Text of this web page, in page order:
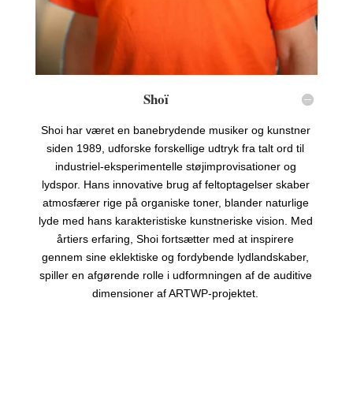
Shoï
Shoi har været en banebrydende musiker og kunstner
siden 1989, udforske forskellige udtryk fra talt ord til
industriel-eksperimentelle støjimprovisationer og
lydspor. Hans innovative brug af feltoptagelser skaber
atmosfærer rige på organiske toner, blander naturlige
lyde med hans karakteristiske kunstneriske vision. Med
årtiers erfaring, Shoi fortsætter med at inspirere
gennem sine eklektiske og fordybende lydlandskaber,
spiller en afgørende rolle i udformningen af ​​de auditive
dimensioner af ARTWP-projektet.